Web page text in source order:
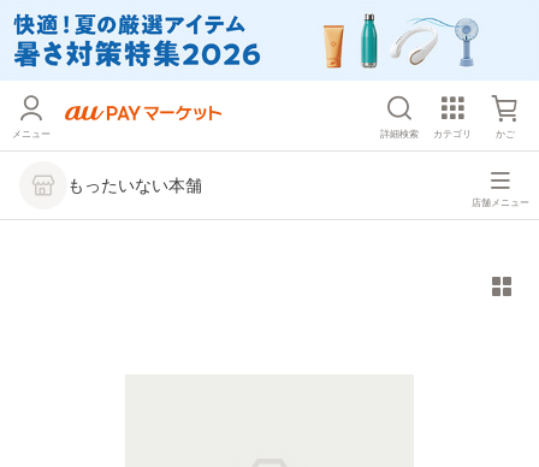
メニュー 詳細検索 カテゴリ かご
もったいない本舗
店舗メニュー